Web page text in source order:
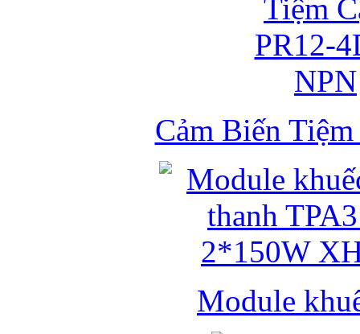
Cảm Biến
Module